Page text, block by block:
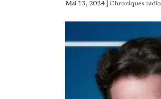
Mai 13, 2024|Chroniques radio